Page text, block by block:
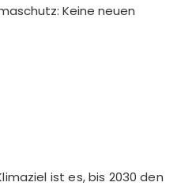
ist es, bis 2030 den